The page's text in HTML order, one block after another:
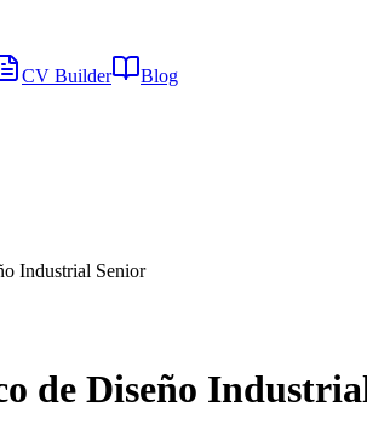
CV Builder Blog
Industrial Senior
de Diseño